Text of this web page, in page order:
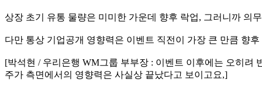
상장 초기 유통 물량은 미미한 가운데 향후 락업, 그러니까 의
다만 통상 기업공개 영향력은 이벤트 직전이 가장 큰 만큼 향
[박석현 / 우리은행 WM그룹 부부장 : 이벤트 이후에는 오히려
주가 측면에서의 영향력은 사실상 끝났다고 보이고요,]